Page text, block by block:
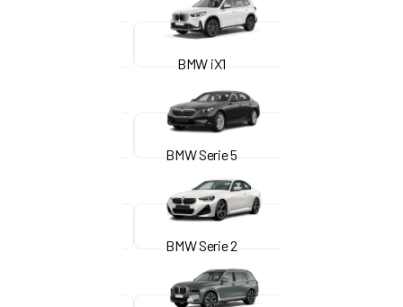
BMW iX1
BMW Serie 5
BMW Serie 2